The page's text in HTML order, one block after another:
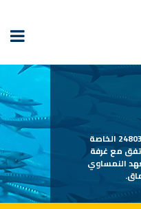
تنطبق معايير الأيزو EN 14467 و الأيزو 24803 الخاصة
مع غرفة
النمساوي